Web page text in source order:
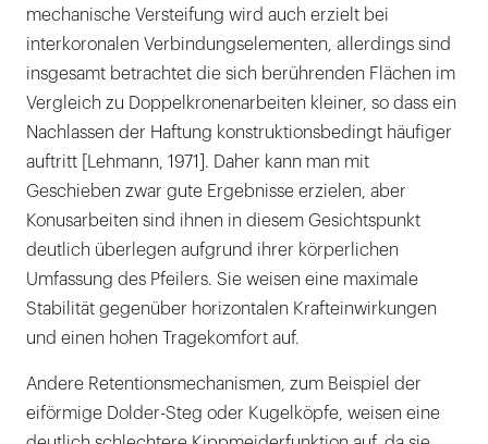
mechanische Versteifung wird auch erzielt bei
interkoronalen Verbindungselementen, allerdings sind
insgesamt betrachtet die sich berührenden Flächen im
Vergleich zu Doppelkronenarbeiten kleiner, so dass ein
Nachlassen der Haftung konstruktionsbedingt häufiger
auftritt [Lehmann, 1971]. Daher kann man mit
Geschieben zwar gute Ergebnisse erzielen, aber
Konusarbeiten sind ihnen in diesem Gesichtspunkt
deutlich überlegen aufgrund ihrer körperlichen
Umfassung des Pfeilers. Sie weisen eine maximale
Stabilität gegenüber horizontalen Krafteinwirkungen
und einen hohen Tragekomfort auf.
Andere Retentionsmechanismen, zum Beispiel der
eiförmige Dolder-Steg oder Kugelköpfe, weisen eine